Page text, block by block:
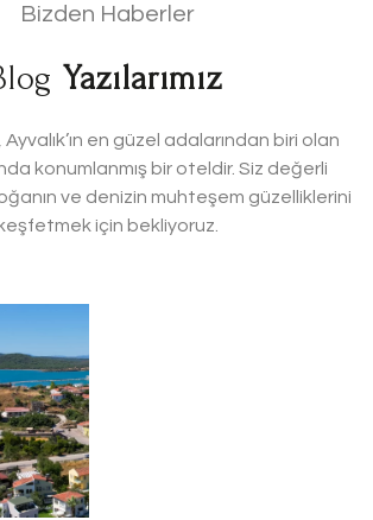
Bizden Haberler
Yazılarımız
en güzel adalarından biri olan
konumlanmış bir oteldir. Siz değerli
ve denizin muhteşem güzelliklerini
keşfetmek için bekliyoruz.